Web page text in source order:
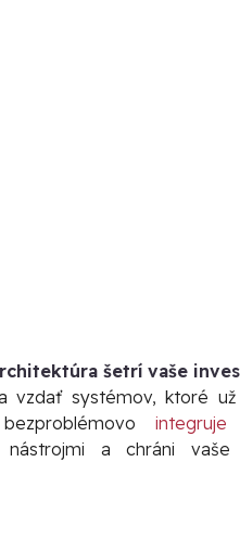
šetrí vaše
vzdať systémov, ktoré už
integruje
nástrojmi a chráni vaše